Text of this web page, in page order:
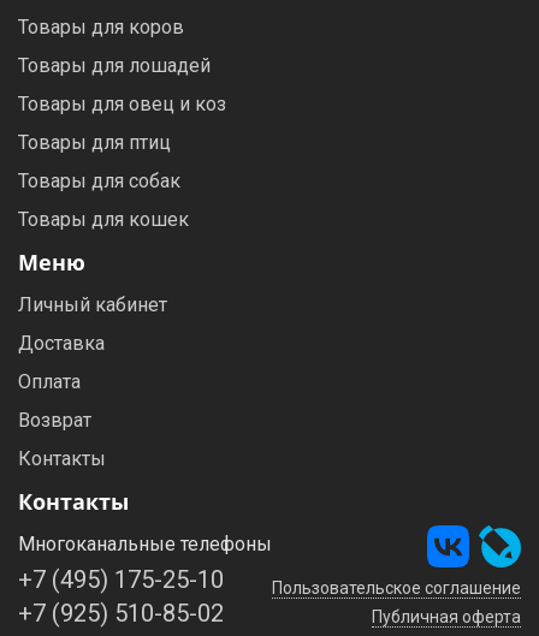
Товары для коров
Товары для лошадей
Товары для овец и коз
Товары для птиц
Товары для собак
Товары для кошек
Меню
Личный кабинет
Доставка
Оплата
Возврат
Контакты
Контакты
Многоканальные телефоны
+7 (495) 175-25-10
+7 (925) 510-85-02
Пользовательское соглашение
Публичная оферта